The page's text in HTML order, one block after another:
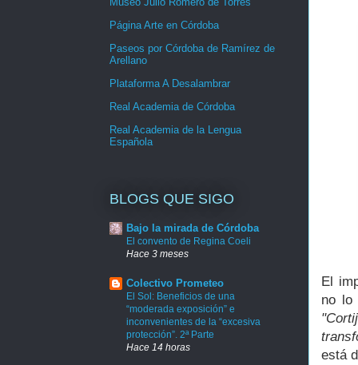
El
no lo
está
Página Arte en Córdoba
Paseos por Córdoba de Ramírez de
Arellano
Plataforma A Desalambrar
Real Academia de Córdoba
Real Academia de la Lengua
Española
BLOGS QUE SIGO
Bajo la mirada de Córdoba
El convento de Regina Coeli
Hace 3 meses
Colectivo Prometeo
El Sol: Beneficios de una
“moderada exposición” e
inconvenientes de la “excesiva
protección”. 2ª Parte
Hace 14 horas